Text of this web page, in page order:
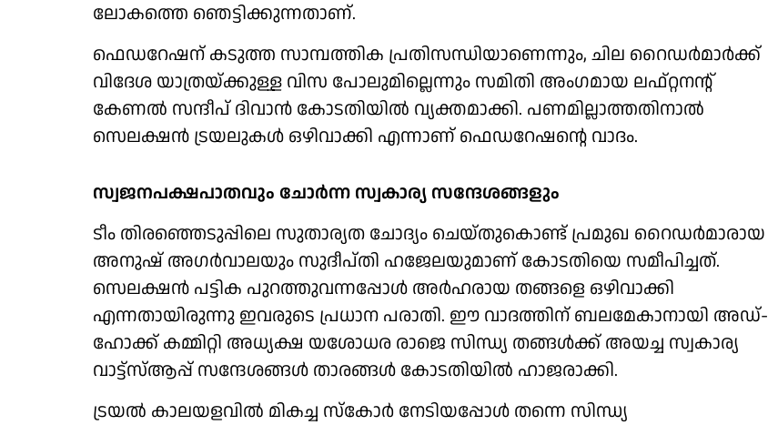
ലോകത്തെ ഞെട്ടിക്കുന്നതാണ്.
ഫെഡറേഷന് കടുത്ത സാമ്പത്തിക പ്രതിസന്ധിയാണെന്നും, ചില റൈഡര്‍മാര്‍ക്ക്
വിദേശ യാത്രയ്ക്കുള്ള വിസ പോലുമില്ലെന്നും സമിതി അംഗമായ ലഫ്റ്റനന്റ്
കേണല്‍ സന്ദീപ് ദിവാന്‍ കോടതിയില്‍ വ്യക്തമാക്കി. പണമില്ലാത്തതിനാല്‍
സെലക്ഷന്‍ ട്രയലുകള്‍ ഒഴിവാക്കി എന്നാണ് ഫെഡറേഷന്റെ വാദം.
സ്വജനപക്ഷപാതവും ചോര്‍ന്ന സ്വകാര്യ സന്ദേശങ്ങളും
ടീം തിരഞ്ഞെടുപ്പിലെ സുതാര്യത ചോദ്യം ചെയ്തുകൊണ്ട് പ്രമുഖ റൈഡര്‍മാരായ
അനുഷ് അഗര്‍വാലയും സുദീപ്തി ഹജേലയുമാണ് കോടതിയെ സമീപിച്ചത്.
സെലക്ഷന്‍ പട്ടിക പുറത്തുവന്നപ്പോള്‍ അര്‍ഹരായ തങ്ങളെ ഒഴിവാക്കി
എന്നതായിരുന്നു ഇവരുടെ പ്രധാന പരാതി. ഈ വാദത്തിന് ബലമേകാനായി അഡ്-
ഹോക്ക് കമ്മിറ്റി അധ്യക്ഷ യശോധര രാജെ സിന്ധ്യ തങ്ങള്‍ക്ക് അയച്ച സ്വകാര്യ
വാട്ട്സ്ആപ്പ് സന്ദേശങ്ങള്‍ താരങ്ങള്‍ കോടതിയില്‍ ഹാജരാക്കി.
ട്രയല്‍ കാലയളവില്‍ മികച്ച സ്‌കോര്‍ നേടിയപ്പോള്‍ തന്നെ സിന്ധ്യ